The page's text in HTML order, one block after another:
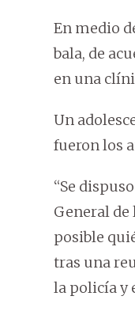
En medio
bala, de
en una
Un
fueron los
“Se
General
posible
tras una
la policía y